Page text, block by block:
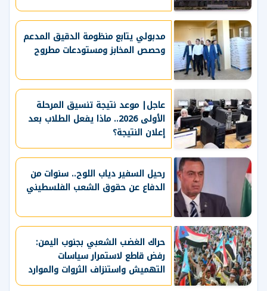
مدبولي يتابع منظومة الدقيق المدعم
وحصص المخابز ومستودعات مطروح
عاجل| موعد نتيجة تنسيق المرحلة
الأولى 2026.. ماذا يفعل الطلاب بعد
إعلان النتيجة؟
رحيل السفير دياب اللوح.. سنوات من
الدفاع عن حقوق الشعب الفلسطيني
حراك الغضب الشعبي بجنوب اليمن:
رفض قاطع لاستمرار سياسات
التهميش واستنزاف الثروات والموارد
الحيوية